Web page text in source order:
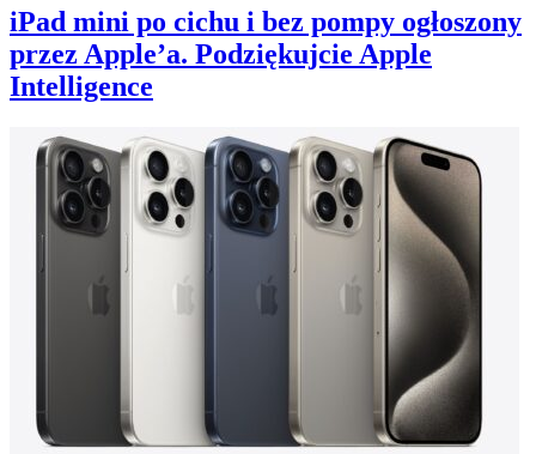
iPad mini po cichu i bez pompy ogłoszony
przez Apple’a. Podziękujcie Apple
Intelligence